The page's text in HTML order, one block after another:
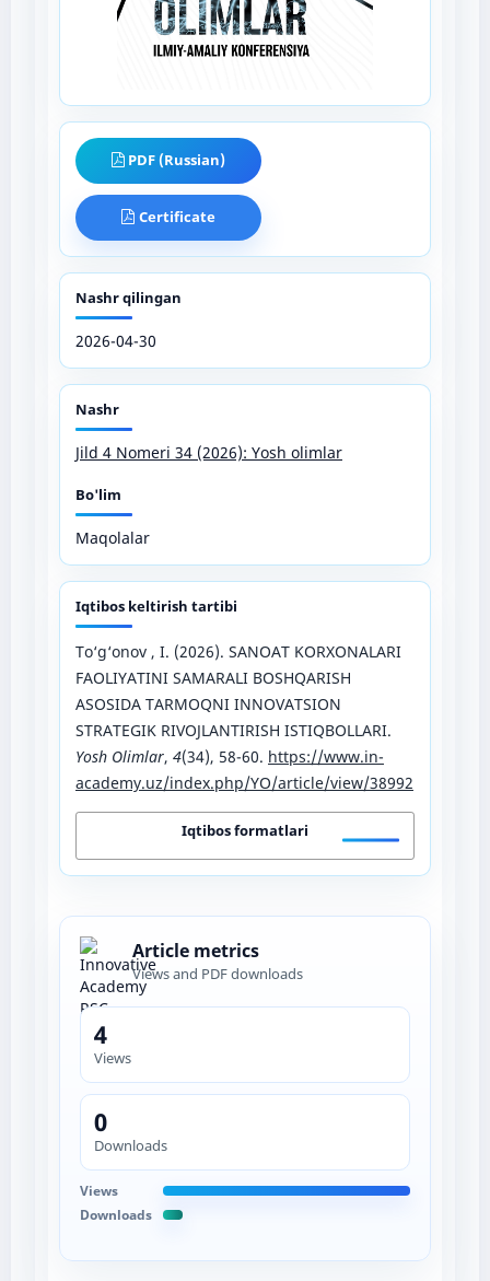
PDF (Russian)
Certificate
Nashr qilingan
2026-04-30
Nashr
Jild 4 Nomeri 34 (2026): Yosh olimlar
Bo'lim
Maqolalar
Iqtibos keltirish tartibi
To‘g‘onov , I. (2026). SANOAT KORXONALARI
FAOLIYATINI SAMARALI BOSHQARISH
ASOSIDA TARMOQNI INNOVATSION
STRATEGIK RIVOJLANTIRISH ISTIQBOLLARI.
Yosh Olimlar, 4(34), 58-60. https://www.in-
academy.uz/index.php/YO/article/view/38992
Iqtibos formatlari
Article metrics
Views and PDF downloads
4
Views
0
Downloads
Views
Downloads